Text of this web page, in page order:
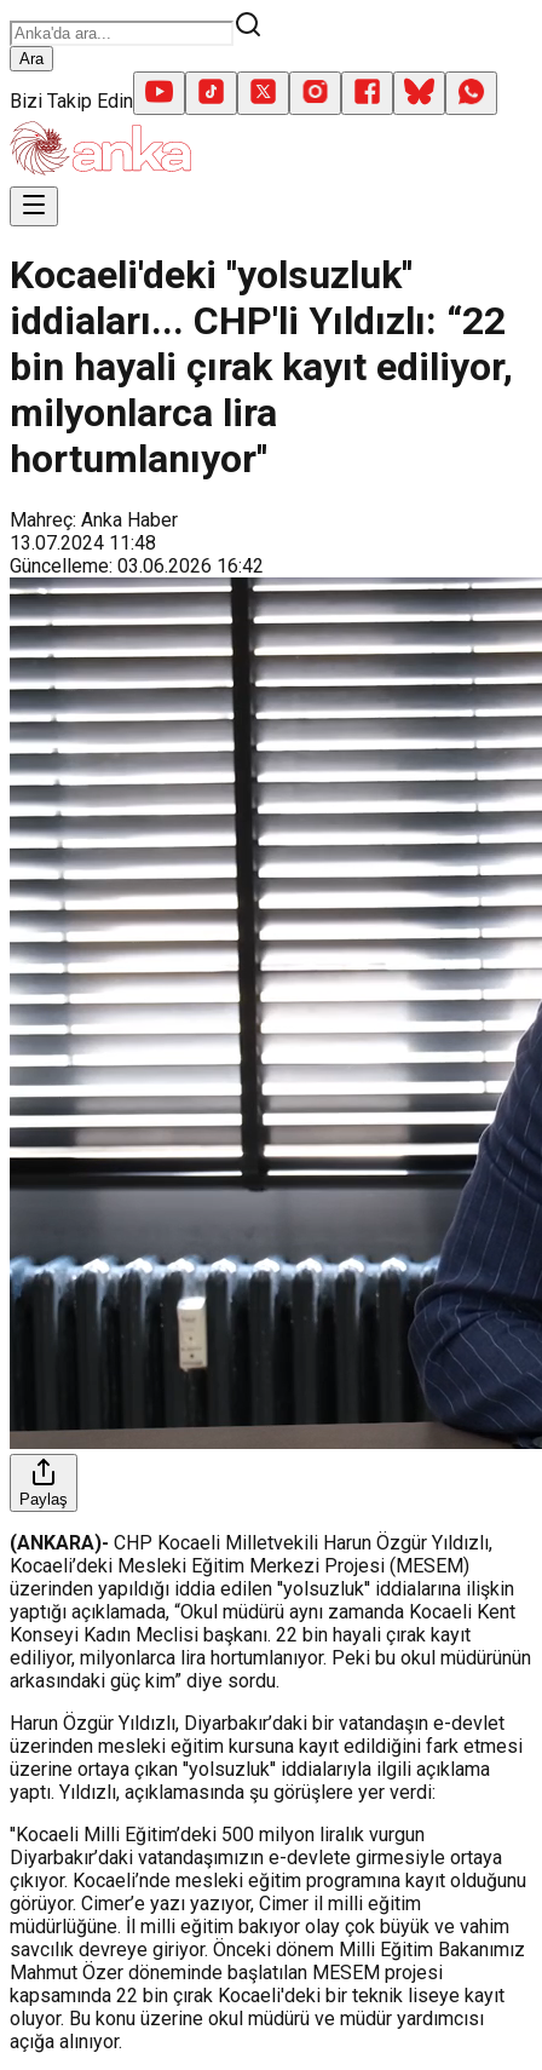
Ara
Bizi Takip Edin
Kocaeli'deki ''yolsuzluk''
iddiaları... CHP'li Yıldızlı: “22
bin hayali çırak kayıt ediliyor,
milyonlarca lira
hortumlanıyor''
Mahreç: Anka Haber
13.07.2024 11:48
Güncelleme: 03.06.2026 16:42
Paylaş
(ANKARA)- CHP Kocaeli Milletvekili Harun Özgür Yıldızlı,
Kocaeli’deki Mesleki Eğitim Merkezi Projesi (MESEM)
üzerinden yapıldığı iddia edilen ''yolsuzluk'' iddialarına ilişkin
yaptığı açıklamada, “Okul müdürü aynı zamanda Kocaeli Kent
Konseyi Kadın Meclisi başkanı. 22 bin hayali çırak kayıt
ediliyor, milyonlarca lira hortumlanıyor. Peki bu okul müdürünün
arkasındaki güç kim” diye sordu.
Harun Özgür Yıldızlı, Diyarbakır’daki bir vatandaşın e-devlet
üzerinden mesleki eğitim kursuna kayıt edildiğini fark etmesi
üzerine ortaya çıkan ''yolsuzluk'' iddialarıyla ilgili açıklama
yaptı. Yıldızlı, açıklamasında şu görüşlere yer verdi:
''Kocaeli Milli Eğitim’deki 500 milyon liralık vurgun
Diyarbakır’daki vatandaşımızın e-devlete girmesiyle ortaya
çıkıyor. Kocaeli’nde mesleki eğitim programına kayıt olduğunu
görüyor. Cimer’e yazı yazıyor, Cimer il milli eğitim
müdürlüğüne. İl milli eğitim bakıyor olay çok büyük ve vahim
savcılık devreye giriyor. Önceki dönem Milli Eğitim Bakanımız
Mahmut Özer döneminde başlatılan MESEM projesi
kapsamında 22 bin çırak Kocaeli'deki bir teknik liseye kayıt
oluyor. Bu konu üzerine okul müdürü ve müdür yardımcısı
açığa alınıyor.